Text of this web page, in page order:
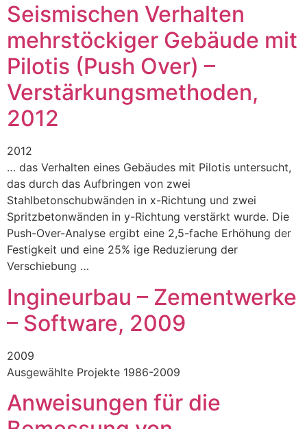
Seismischen Verhalten
mehrstöckiger Gebäude mit
Pilotis (Push Over) –
Verstärkungsmethoden,
2012
2012
… das Verhalten eines Gebäudes mit Pilotis untersucht,
das durch das Aufbringen von zwei
Stahlbetonschubwänden in x-Richtung und zwei
Spritzbetonwänden in y-Richtung verstärkt wurde. Die
Push-Over-Analyse ergibt eine 2,5-fache Erhöhung der
Festigkeit und eine 25% ige Reduzierung der
Verschiebung …
Ingineurbau – Zementwerke
– Software, 2009
2009
Ausgewählte Projekte 1986-2009
Anweisungen für die